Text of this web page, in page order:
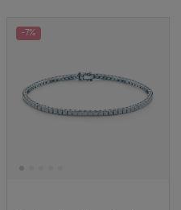
-7%